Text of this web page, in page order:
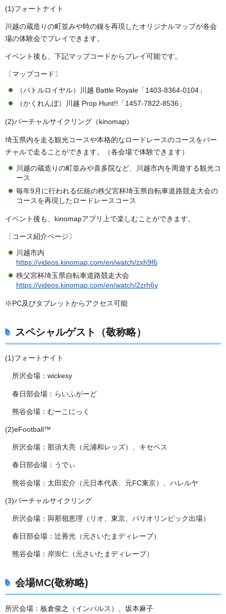
(1)フォートナイト
川越の蔵造りの町並みや時の鐘を再現したオリジナルマップが各会
場の体験会でプレイできます。
イベント後も、下記マップコードからプレイ可能です。
〔マップコード〕
（バトルロイヤル）川越 Battle Royale「1403-8364-0104」
（かくれんぼ）川越 Prop Hunt!!「1457-7822-8536」
(2)バーチャルサイクリング（kinomap）
埼玉県内を走る観光コースや本格的なロードレースのコースをバー
チャルで走ることができます。（各会場で体験できます）
川越の蔵造りの町並みや喜多院など、川越市内を周遊する観光コ
ース
毎年9月に行われる伝統の秩父宮杯埼玉県自転車道路競走大会の
コースを再現したロードレースコース
イベント後も、kinomapアプリ上で楽しむことができます。
〔コース紹介ページ〕
川越市内
https://videos.kinomap.com/en/watch/zxh9f6
秩父宮杯埼玉県自転車道路競走大会
https://videos.kinomap.com/en/watch/2zrh6y
※PC及びタブレットからアクセス可能
スペシャルゲスト（敬称略）
(1)フォートナイト
所沢会場：wickesy
春日部会場：らいふがーど
熊谷会場：むーこにっく
(2)eFootball™
所沢会場：那須大亮（元浦和レッズ）、キセペス
春日部会場：うでぃ
熊谷会場：太田宏介（元日本代表、元FC東京）、ハレルヤ
(3)バーチャルサイクリング
所沢会場：與那嶺恵理（リオ、東京、パリオリンピック出場）
春日部会場：辻善光（元さいたまディレーブ）
熊谷会場：岸崇仁（元さいたまディレーブ）
会場MC(敬称略)
所沢会場：板倉俊之（インパルス）、坂本麻子